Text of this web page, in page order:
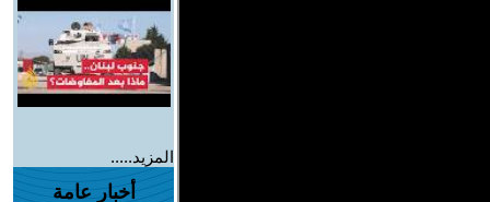
المزيد.....
أخبار عامة